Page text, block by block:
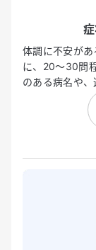
体調に不安が
に、20〜30問
のある病名や、